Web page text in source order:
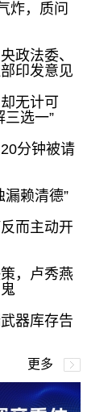
炸，质问
政法委、
印发意见
无计可
选一”
分钟被请
漏赖清德”
而主动开
，卢秀燕
器库存告
更多